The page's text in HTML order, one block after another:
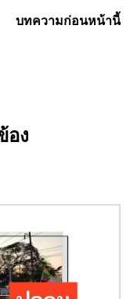
บทความก่อนหน้านี้
อง